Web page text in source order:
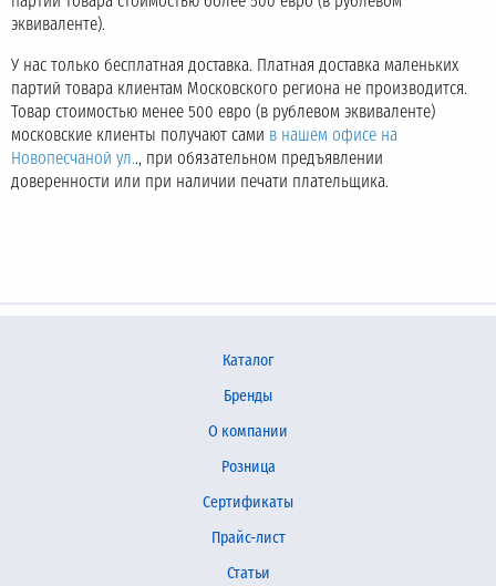
эквиваленте).
У нас только бесплатная доставка. Платная доставка маленьких
партий товара клиентам Московского региона не производится.
Товар стоимостью менее 500 евро (в рублевом эквиваленте)
московские клиенты получают сами в нашем офисе на
Новопесчаной ул.., при обязательном предъявлении
доверенности или при наличии печати плательщика.
Каталог
Бренды
О компании
Розница
Сертификаты
Прайс-лист
Статьи